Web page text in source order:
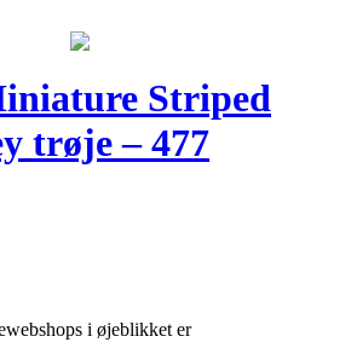
Striped
trøje – 477
i øjeblikket er